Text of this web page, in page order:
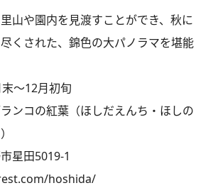
山や園内を見渡すことができ、秋に
くされた、錦色の大パノラマを堪能
～12月初旬
ンコの紅葉（ほしだえんち・ほしの
星田5019-1
hoshida/